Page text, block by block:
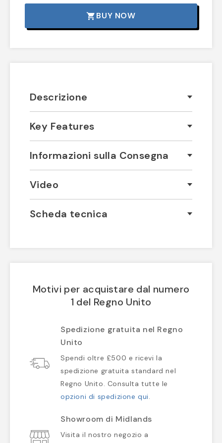
shopping_cart BUY NOW
Descrizione
Key Features
Informazioni sulla Consegna
Video
Scheda tecnica
Motivi per acquistare dal numero
1 del Regno Unito
Spedizione gratuita nel Regno
Unito
Spendi oltre £500 e ricevi la
spedizione gratuita standard nel
Regno Unito. Consulta tutte le
opzioni di spedizione qui.
Showroom di Midlands
Visita il nostro negozio a